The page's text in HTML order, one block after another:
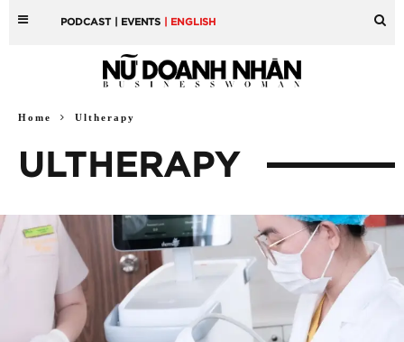
PODCAST | EVENTS | ENGLISH
Home Ultherapy
ULTHERAPY